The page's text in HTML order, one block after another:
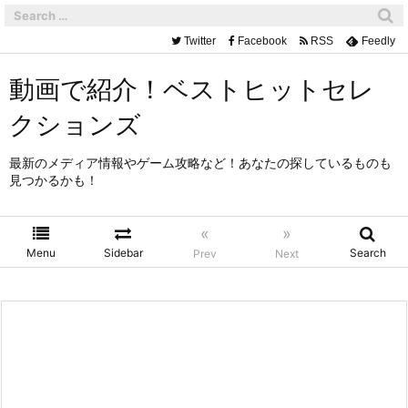
動画で紹介！ベストヒットセレ
クションズ
最新のメディア情報やゲーム攻略など！あなたの探しているものも
見つかるかも！
Menu Sidebar
«
Prev
»
Next Search
Twitter Facebook RSS Feedly